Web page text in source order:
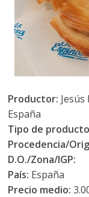
Productor:
España
Tipo de
Procedencia/
D.O./Zona/IGP:
País: España
Precio medio: